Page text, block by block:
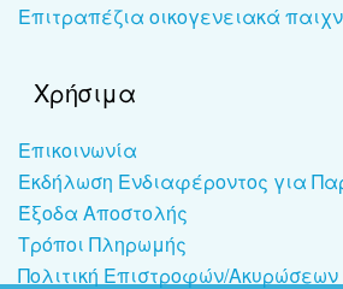
Επιτραπέζια οικογενειακά
Χρήσιμα
Επικοινωνία
Εκδήλωση Ενδιαφέροντος για
Έξοδα Αποστολής
Τρόποι Πληρωμής
Πολιτική Επιστροφών/Ακυρώσεων